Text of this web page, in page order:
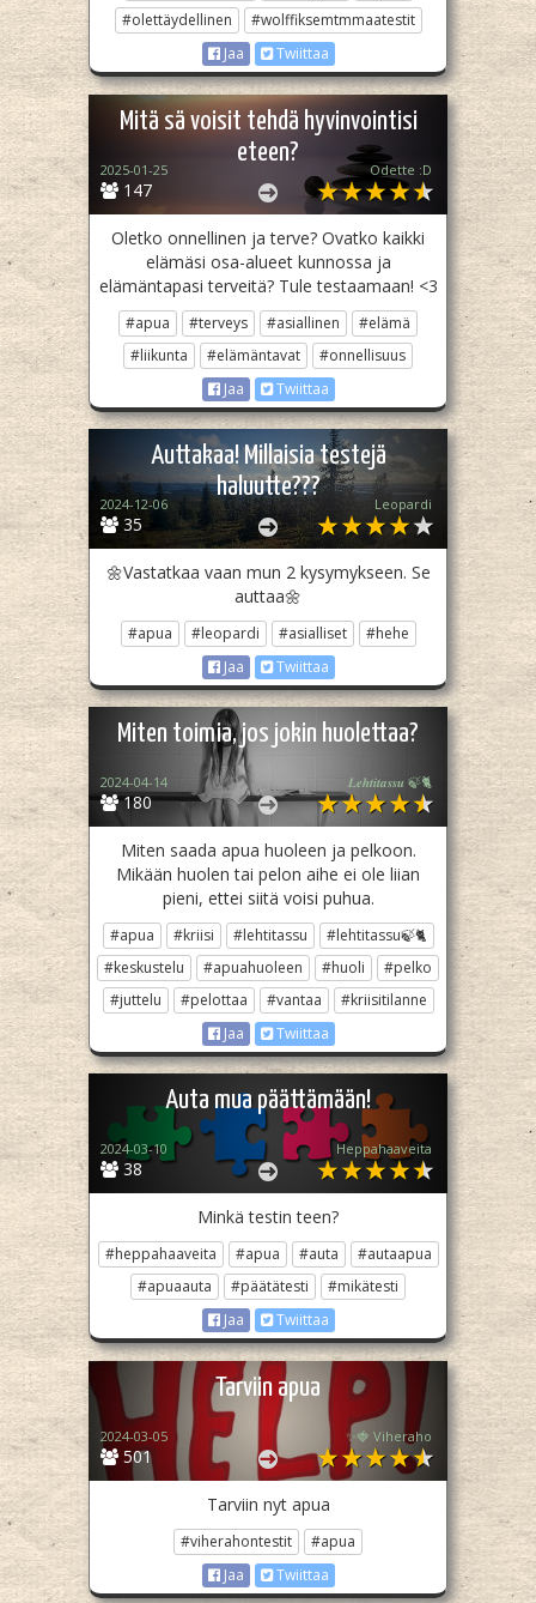
#olettäydellinen
#wolffiksemtmmaatestit
Jaa
Twiittaa
Mitä sä voisit tehdä hyvinvointisi
eteen?
147
2025-01-25 Odette :D
Oletko onnellinen ja terve? Ovatko kaikki
elämäsi osa-alueet kunnossa ja
elämäntapasi terveitä? Tule testaamaan! <3
#apua #terveys #asiallinen
#elämä
#liikunta
#elämäntavat
#onnellisuus
Jaa
Twiittaa
Auttakaa! Millaisia testejä
haluutte???
35
2024-12-06 Leopardi
🌼Vastatkaa vaan mun 2 kysymykseen. Se
auttaa🌼
#apua #leopardi #asialliset
#hehe
Jaa
Twiittaa
Miten toimia, jos jokin huolettaa?
180
2024-04-14 𝑳𝒆𝒉𝒕𝒊𝒕𝒂𝒔𝒔𝒖 🍃🐈
Miten saada apua huoleen ja pelkoon.
Mikään huolen tai pelon aihe ei ole liian
pieni, ettei siitä voisi puhua.
#apua #kriisi #lehtitassu
#lehtitassu🍃🐈
#keskustelu
#apuahuoleen #huoli
#pelko
#juttelu
#pelottaa #vantaa
#kriisitilanne
Jaa
Twiittaa
Auta mua päättämään!
38
2024-03-10 Heppahaaveita
Minkä testin teen?
#heppahaaveita #apua #auta
#autaapua
#apuaauta
#päätätesti
#mikätesti
Jaa
Twiittaa
Tarviin apua
501
2024-03-05 ✨🍓 Viheraho
Tarviin nyt apua
#viherahontestit
#apua
Jaa
Twiittaa